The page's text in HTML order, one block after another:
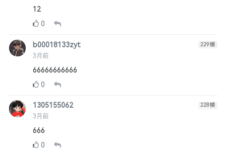
12
0
b00018133zyt
3月前
229楼
66666666666
0
1305155062
3月前
228楼
666
0